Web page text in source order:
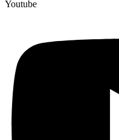
Youtube